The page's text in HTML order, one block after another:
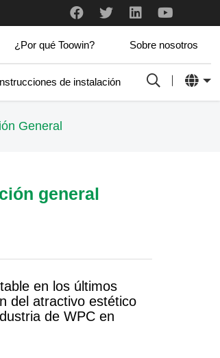
¿Por qué Toowin? Sobre nosotros
de instalación
General
general
en los últimos
del atractivo estético
de WPC en